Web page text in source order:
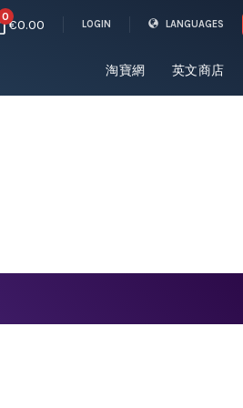
0€0.00 LOGIN LANGUAGES
淘寶網 英文商店